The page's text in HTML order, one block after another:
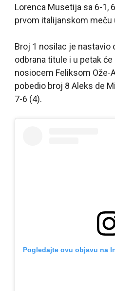
Lorenca Musetija sa 6-1,
prvom italijanskom
Broj 1 nosilac je nastavio
odbrana titule i u petak
nosiocem Feliksom Ože-
pobedio broj 8 Aleks de
7-6 (4).
Pogledajte ovu objavu na